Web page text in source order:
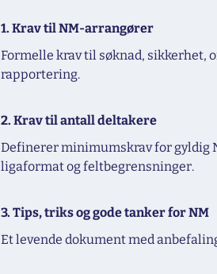
1. Krav til NM-arrangører
Formelle krav til søknad, sikkerhet,
rapportering.
2. Krav til antall deltakere
Definerer minimumskrav for gyldig
ligaformat og feltbegrensninger.
3. Tips, triks og gode tanker for NM
Et levende dokument med